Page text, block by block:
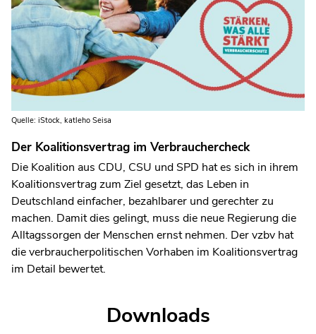
Quelle: iStock, katleho Seisa
Der Koalitionsvertrag im Verbrauchercheck
Die Koalition aus CDU, CSU und SPD hat es sich in ihrem
Koalitionsvertrag zum Ziel gesetzt, das Leben in
Deutschland einfacher, bezahlbarer und gerechter zu
machen. Damit dies gelingt, muss die neue Regierung die
Alltagssorgen der Menschen ernst nehmen. Der vzbv hat
die verbraucherpolitischen Vorhaben im Koalitionsvertrag
im Detail bewertet.
Downloads